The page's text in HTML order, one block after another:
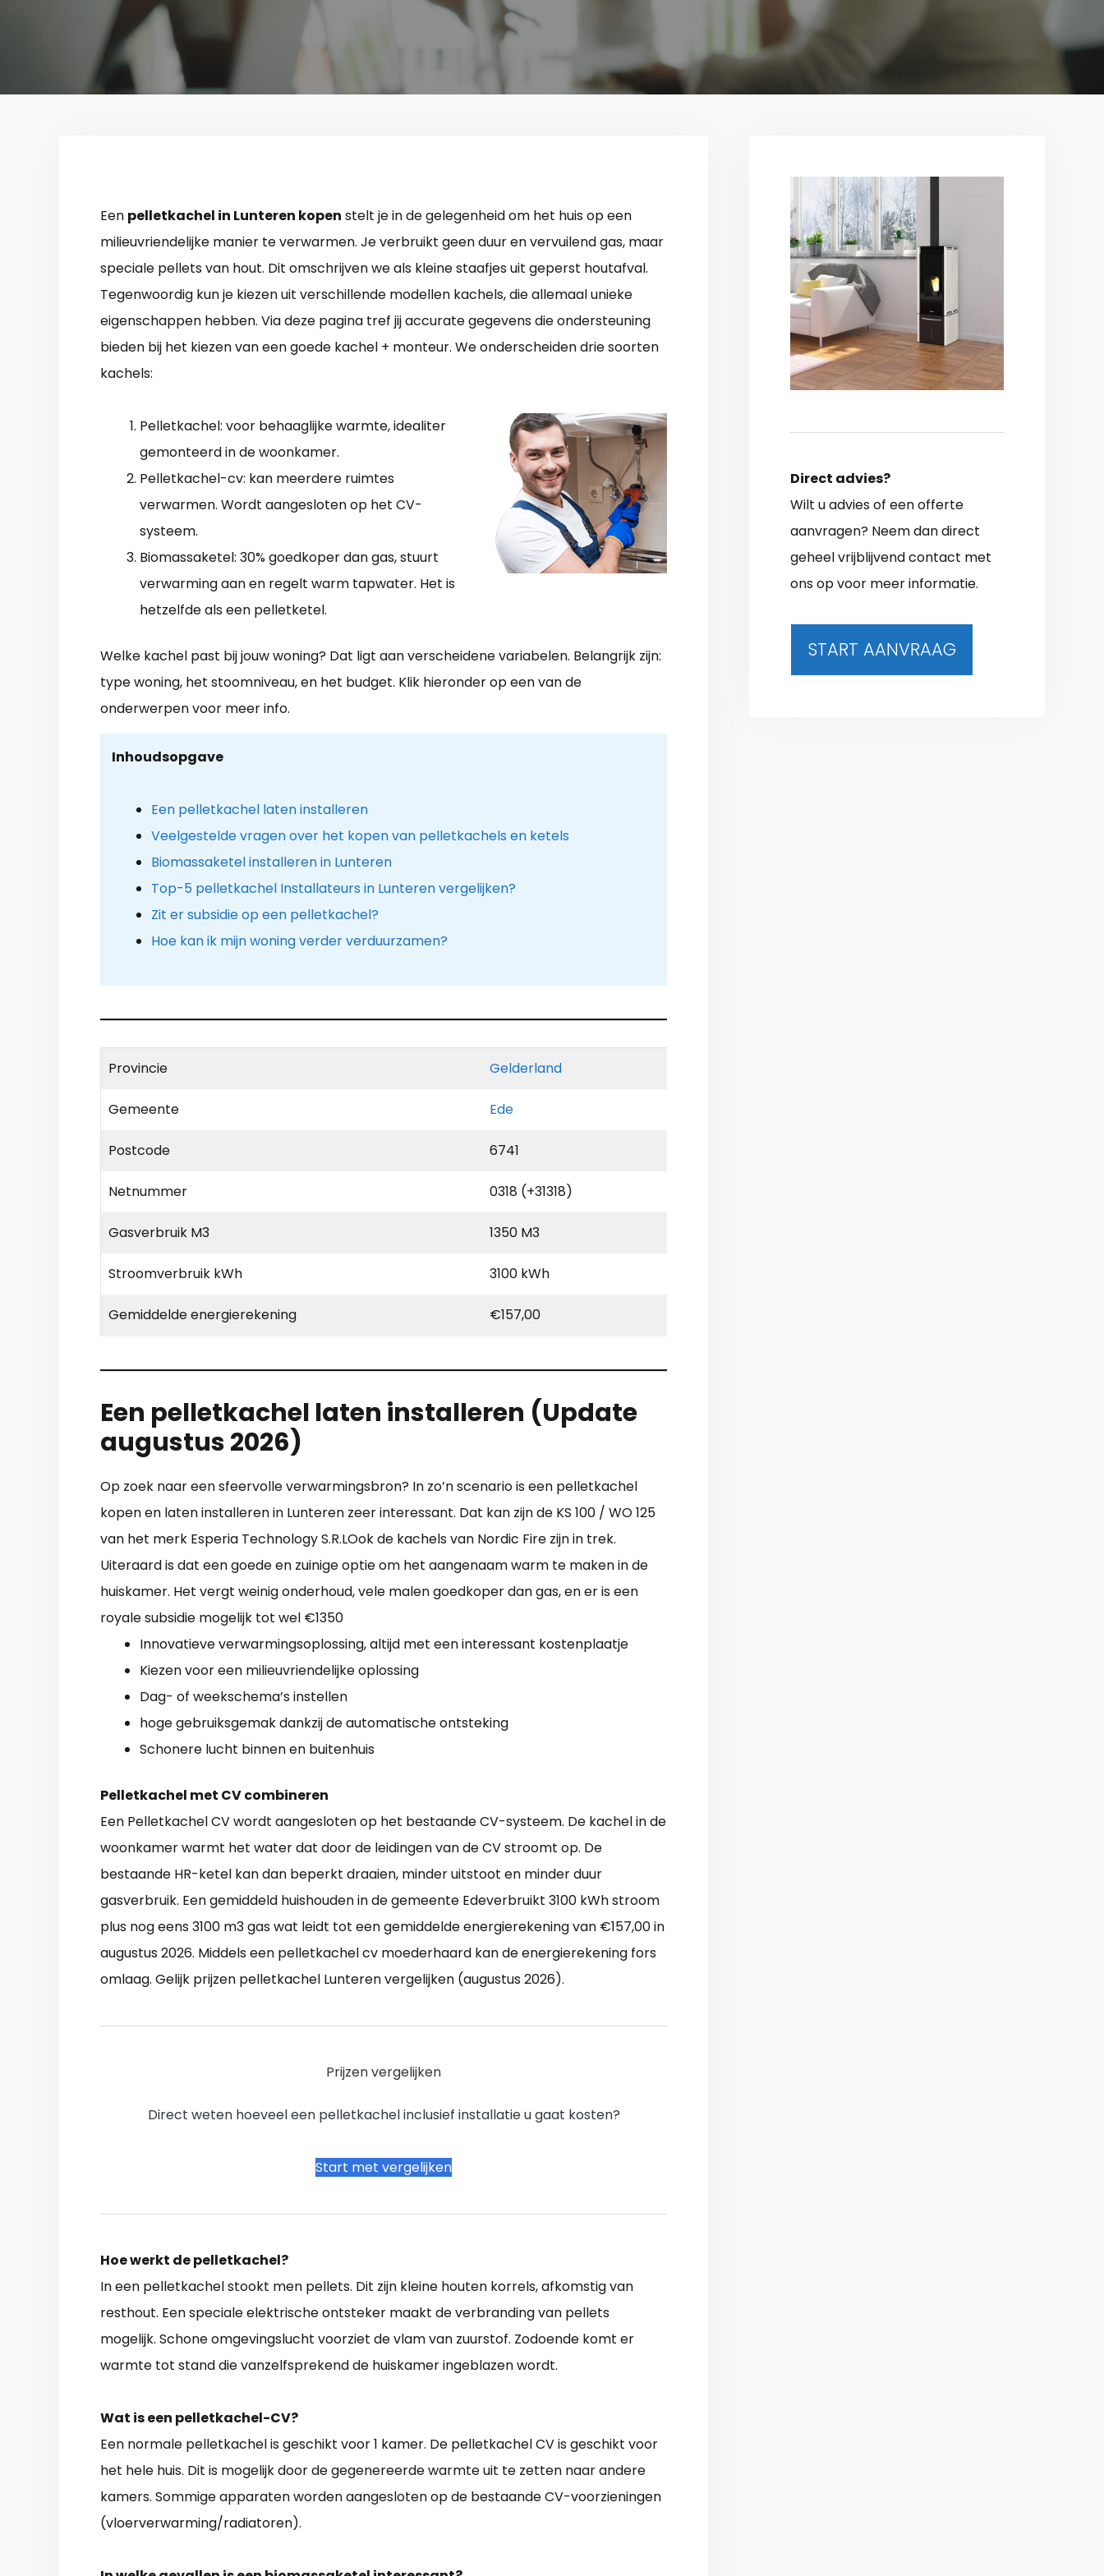
Een pelletkachel in Lunteren kopen stelt je in de gelegenheid om het huis op een
milieuvriendelijke manier te verwarmen. Je verbruikt geen duur en vervuilend gas, maar
speciale pellets van hout. Dit omschrijven we als kleine staafjes uit geperst houtafval.
Tegenwoordig kun je kiezen uit verschillende modellen kachels, die allemaal unieke
eigenschappen hebben. Via deze pagina tref jij accurate gegevens die ondersteuning
bieden bij het kiezen van een goede kachel + monteur. We onderscheiden drie soorten
kachels:
Pelletkachel: voor behaaglijke warmte, idealiter
gemonteerd in de woonkamer.
Pelletkachel-cv: kan meerdere ruimtes
verwarmen. Wordt aangesloten op het CV-
systeem.
Biomassaketel: 30% goedkoper dan gas, stuurt
verwarming aan en regelt warm tapwater. Het is
hetzelfde als een pelletketel.
Welke kachel past bij jouw woning? Dat ligt aan verscheidene variabelen. Belangrijk zijn:
type woning, het stoomniveau, en het budget. Klik hieronder op een van de
onderwerpen voor meer info.
Inhoudsopgave
Een pelletkachel laten installeren
Veelgestelde vragen over het kopen van pelletkachels en ketels
Biomassaketel installeren in Lunteren
Top-5 pelletkachel Installateurs in Lunteren vergelijken?
Zit er subsidie op een pelletkachel?
Hoe kan ik mijn woning verder verduurzamen?
Provincie Gelderland
Gemeente Ede
Postcode 6741
Netnummer 0318 (+31318)
Gasverbruik M3 1350 M3
Stroomverbruik kWh 3100 kWh
Gemiddelde energierekening €157,00
Een pelletkachel laten installeren (Update
augustus 2026)
Op zoek naar een sfeervolle verwarmingsbron? In zo’n scenario is een pelletkachel
kopen en laten installeren in Lunteren zeer interessant. Dat kan zijn de KS 100 / WO 125
van het merk Esperia Technology S.R.LOok de kachels van Nordic Fire zijn in trek.
Uiteraard is dat een goede en zuinige optie om het aangenaam warm te maken in de
huiskamer. Het vergt weinig onderhoud, vele malen goedkoper dan gas, en er is een
royale subsidie mogelijk tot wel €1350
Innovatieve verwarmingsoplossing, altijd met een interessant kostenplaatje
Kiezen voor een milieuvriendelijke oplossing
Dag- of weekschema’s instellen
hoge gebruiksgemak dankzij de automatische ontsteking
Schonere lucht binnen en buitenhuis
Pelletkachel met CV combineren
Een Pelletkachel CV wordt aangesloten op het bestaande CV-systeem. De kachel in de
woonkamer warmt het water dat door de leidingen van de CV stroomt op. De
bestaande HR-ketel kan dan beperkt draaien, minder uitstoot en minder duur
gasverbruik. Een gemiddeld huishouden in de gemeente Edeverbruikt 3100 kWh stroom
plus nog eens 3100 m3 gas wat leidt tot een gemiddelde energierekening van €157,00 in
augustus 2026. Middels een pelletkachel cv moederhaard kan de energierekening fors
omlaag. Gelijk prijzen pelletkachel Lunteren vergelijken (augustus 2026).
Prijzen vergelijken
Direct weten hoeveel een pelletkachel inclusief installatie u gaat kosten?
Start met vergelijken
Hoe werkt de pelletkachel?
In een pelletkachel stookt men pellets. Dit zijn kleine houten korrels, afkomstig van
resthout. Een speciale elektrische ontsteker maakt de verbranding van pellets
mogelijk. Schone omgevingslucht voorziet de vlam van zuurstof. Zodoende komt er
warmte tot stand die vanzelfsprekend de huiskamer ingeblazen wordt.
Wat is een pelletkachel-CV?
Een normale pelletkachel is geschikt voor 1 kamer. De pelletkachel CV is geschikt voor
het hele huis. Dit is mogelijk door de gegenereerde warmte uit te zetten naar andere
kamers. Sommige apparaten worden aangesloten op de bestaande CV-voorzieningen
(vloerverwarming/radiatoren).
Direct advies?
Wilt u advies of een offerte
aanvragen? Neem dan direct
geheel vrijblijvend contact met
ons op voor meer informatie.
START AANVRAAG